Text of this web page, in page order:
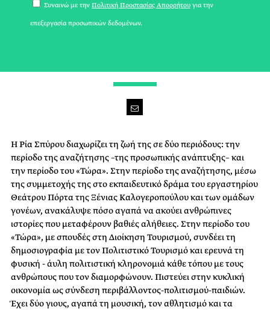
Η Ρία Σπύρου διαχωρίζει τη ζωή της σε δύο περιόδους: την
περίοδο της αναζήτησης –της προσωπικής ανάπτυξης– και
την περίοδο του «Τώρα». Στην περίοδο της αναζήτησης, μέσω
της συμμετοχής της στο εκπαιδευτικό δράμα του εργαστηρίου
Θεάτρου Πόρτα της Ξένιας Καλογεροπούλου και των ομάδων
γονέων, ανακάλυψε πόσο αγαπά να ακούει ανθρώπινες
ιστορίες που μεταφέρουν βαθιές αλήθειες. Στην περίοδο του
«Τώρα», με σπουδές στη Διοίκηση Τουρισμού, συνδέει τη
δημοσιογραφία με τον Πολιτιστικό Τουρισμό και ερευνά τη
φυσική - άυλη πολιτιστική κληρονομιά κάθε τόπου με τους
ανθρώπους που τον διαμορφώνουν. Πιστεύει στην κυκλική
οικονομία ως σύνδεση περιβάλλοντος-πολιτισμού-παιδιών.
Έχει δύο γιους, αγαπά τη μουσική, τον αθλητισμό και τα
Συναινώ με την Πολιτική Προστασίας Απορρήτου για την
επεξεργασία προσωπικών δεδομένων.